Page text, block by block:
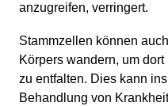
anzugreifen, verringert.
Stammzellen können
Körpers wandern, um
zu entfalten. Dies kann
Behandlung von